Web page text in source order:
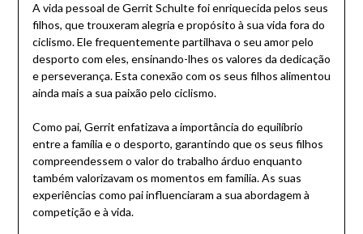
A vida pessoal de Gerrit Schulte foi enriquecida pelos seus
filhos, que trouxeram alegria e propósito à sua vida fora do
ciclismo. Ele frequentemente partilhava o seu amor pelo
desporto com eles, ensinando-lhes os valores da dedicação
e perseverança. Esta conexão com os seus filhos alimentou
ainda mais a sua paixão pelo ciclismo.
Como pai, Gerrit enfatizava a importância do equilíbrio
entre a família e o desporto, garantindo que os seus filhos
compreendessem o valor do trabalho árduo enquanto
também valorizavam os momentos em família. As suas
experiências como pai influenciaram a sua abordagem à
competição e à vida.